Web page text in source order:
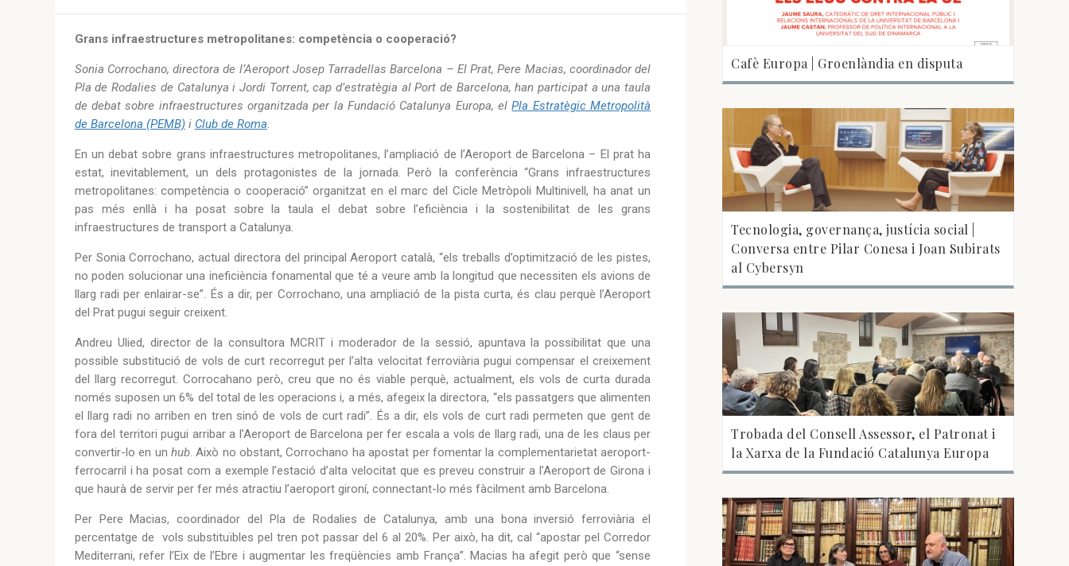
Grans infraestructures metropolitanes: competència o cooperació?
Sonia Corrochano, directora de l’Aeroport Josep Tarradellas Barcelona – El Prat, Pere Macias, coordinador del
Pla de Rodalies de Catalunya i Jordi Torrent, cap d’estratègia al Port de Barcelona, han participat a una taula
de debat sobre infraestructures organitzada per la Fundació Catalunya Europa, elPla Estratègic Metropolità
de Barcelona (PEMB) i Club de Roma.
En un debat sobre grans infraestructures metropolitanes, l’ampliació de l’Aeroport de Barcelona – El prat ha
estat, inevitablement, un dels protagonistes de la jornada. Però la conferència “Grans infraestructures
metropolitanes: competència o cooperació” organitzat en el marc del Cicle Metròpoli Multinivell, ha anat un
pas més enllà i ha posat sobre la taula el debat sobre l’eficiència i la sostenibilitat de les grans
infraestructures de transport a Catalunya.
Per Sonia Corrochano, actual directora del principal Aeroport català, “els treballs d’optimització de les pistes,
no poden solucionar una ineficiència fonamental que té a veure amb la longitud que necessiten els avions de
llarg radi per enlairar-se”. És a dir, per Corrochano, una ampliació de la pista curta, és clau perquè l’Aeroport
del Prat pugui seguir creixent.
Andreu Ulied, director de la consultora MCRIT i moderador de la sessió, apuntava la possibilitat que una
possible substitució de vols de curt recorregut per l’alta velocitat ferroviària pugui compensar el creixement
del llarg recorregut. Corrocahano però, creu que no és viable perquè, actualment, els vols de curta durada
només suposen un 6% del total de les operacions i, a més, afegeix la directora, “els passatgers que alimenten
el llarg radi no arriben en tren sinó de vols de curt radi”. És a dir, els vols de curt radi permeten que gent de
fora del territori pugui arribar a l’Aeroport de Barcelona per fer escala a vols de llarg radi, una de les claus per
convertir-lo en un hub. Això no obstant, Corrochano ha apostat per fomentar la complementarietat aeroport-
ferrocarril i ha posat com a exemple l’estació d’alta velocitat que es preveu construir a l’Aeroport de Girona i
que haurà de servir per fer més atractiu l’aeroport gironí, connectant-lo més fàcilment amb Barcelona.
Per Pere Macias, coordinador del Pla de Rodalies de Catalunya, amb una bona inversió ferroviària el
percentatge de vols substituïbles pel tren pot passar del 6 al 20%. Per això, ha dit, cal “apostar pel Corredor
Mediterrani, refer l’Eix de l’Ebre i augmentar les freqüències amb França”. Macias ha afegit però que “sense
Cafè Europa | Groenlàndia en disputa
Tecnologia, governança, justícia social |
Conversa entre Pilar Conesa i Joan Subirats
al Cybersyn
Trobada del Consell Assessor, el Patronat i
la Xarxa de la Fundació Catalunya Europa